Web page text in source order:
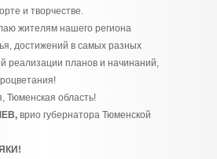
и творчестве.
жителям нашего региона
достижений в самых разных
реализации планов и начинаний,
Тюменская область!
врио губернатора Тюменской